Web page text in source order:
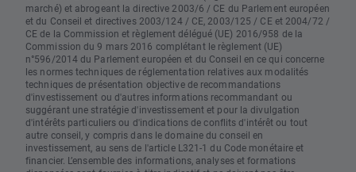
marché) et abrogeant la directive 2003/6 / CE du Parlement européen
et du Conseil et directives 2003/124 / CE, 2003/125 / CE et 2004/72 /
CE de la Commission et règlement délégué (UE) 2016/958 de la
Commission du 9 mars 2016 complétant le règlement (UE)
n°596/2014 du Parlement européen et du Conseil en ce qui concerne
les normes techniques de réglementation relatives aux modalités
techniques de présentation objective de recommandations
d'investissement ou d'autres informations recommandant ou
suggérant une stratégie d'investissement et pour la divulgation
d'intérêts particuliers ou d'indications de conflits d'intérêt ou tout
autre conseil, y compris dans le domaine du conseil en
investissement, au sens de l'article L321-1 du Code monétaire et
financier. L’ensemble des informations, analyses et formations